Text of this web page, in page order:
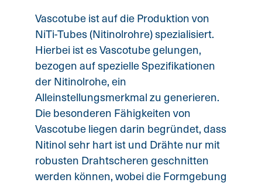
Vascotube ist auf die Produktion von
NiTi-Tubes (Nitinolrohre) spezialisiert.
Hierbei ist es Vascotube gelungen,
bezogen auf spezielle Spezifikationen
der Nitinolrohe, ein
Alleinstellungsmerkmal zu generieren.
Die besonderen Fähigkeiten von
Vascotube liegen darin begründet, dass
Nitinol sehr hart ist und Drähte nur mit
robusten Drahtscheren geschnitten
werden können, wobei die Formgebung